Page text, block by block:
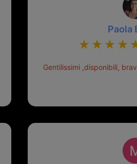
Paola
Gentilissimi ,disponibili,